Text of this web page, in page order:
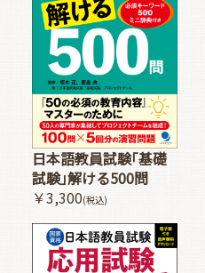
日本語教員試験｢基礎
試験｣解ける500問
￥3,300(税込)